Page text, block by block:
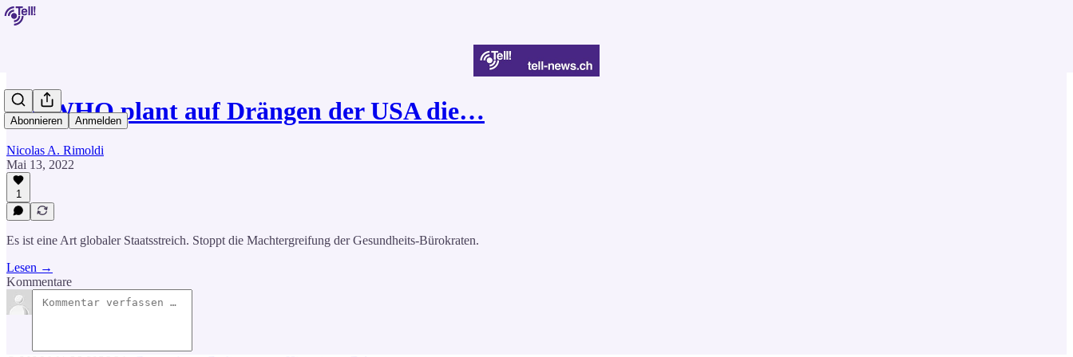
Abonnieren Anmelden
Die WHO plant auf Drängen der USA die…
Nicolas A. Rimoldi
Mai 13, 2022
1
Es ist eine Art globaler Staatsstreich. Stoppt die Machtergreifung der Gesundheits-Bürokraten.
Lesen →
Kommentare